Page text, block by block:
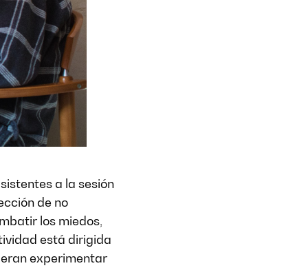
a la sesión
de no
los miedos,
está dirigida
experimentar